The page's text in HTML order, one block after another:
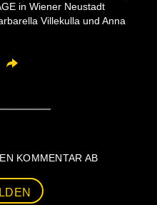
in Wiener Neustadt
Villekulla und Anna
KOMMENTAR AB